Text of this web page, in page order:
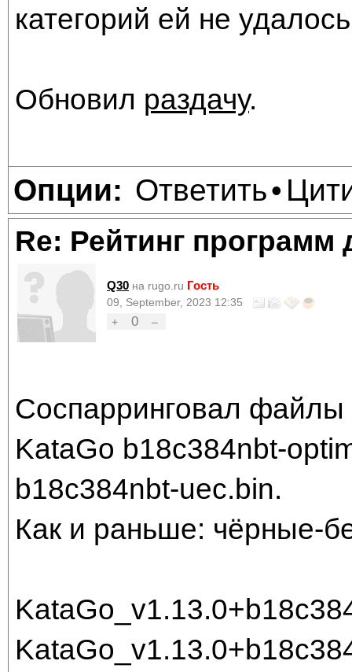
категорий ей не
Обновил раздачу.
Опции: Ответить•
Re: Рейтинг программ
Q30 на rugo.ru Гость
09, September, 2023 12:35
+
0 –
Соспарринговал файлы
KataGo b18c384nbt-
b18c384nbt-uec.bin.
Как и раньше: чёрные-